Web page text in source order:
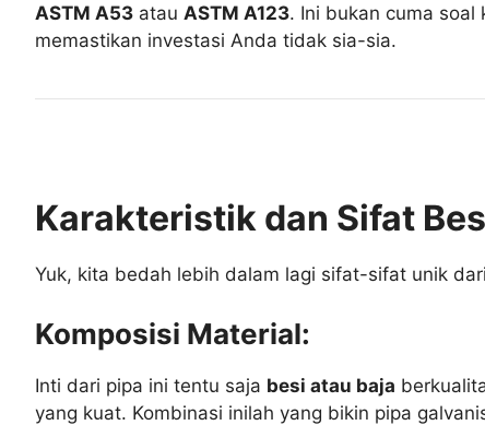
ASTM A53 atau ASTM A123. Ini bukan cuma
memastikan investasi Anda tidak sia-sia.
Karakteristik dan Sifat
Yuk, kita bedah lebih dalam lagi sifat-sifat unik
Komposisi Material:
Inti dari pipa ini tentu saja besi atau baja
yang kuat. Kombinasi inilah yang bikin pipa